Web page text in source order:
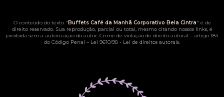
O conteúdo do texto " Buffets Café da Manhã Corporativo Bela Cintra" é de
direito reservado. Sua reprodução, parcial ou total, mesmo citando nossos links, é
proibida sem a autorização do autor. Crime de violação de direito autoral – artigo 184
do Código Penal – Lei 9610/98 - Lei de direitos autorais.